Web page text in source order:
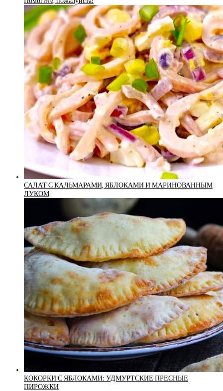
САЛАТ С КАЛЬМАРАМИ, ЯБЛОКАМИ И МАРИНОВАННЫМ
ЛУКОМ
КОКОРКИ С ЯБЛОКАМИ: УДМУРТСКИЕ ПРЕСНЫЕ
ПИРОЖКИ